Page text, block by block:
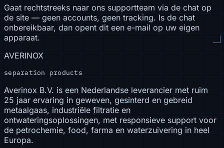
Gaat rechtstreeks naar ons supportteam via de chat op
de site — geen accounts, geen tracking. Is de chat
onbereikbaar, dan opent dit een e-mail op uw eigen
apparaat.
AVERINOX
separation products
Averinox B.V. is een Nederlandse leverancier met ruim
25 jaar ervaring in geweven, gesinterd en gebreid
metaalgaas, industriële filtratie en
ontwateringsoplossingen, met responsieve support voor
de petrochemie, food, farma en waterzuivering in heel
Europa.